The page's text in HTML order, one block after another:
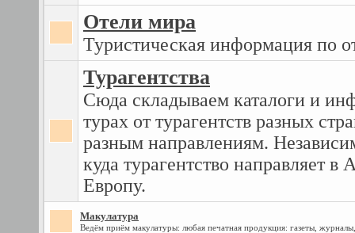
Отели мира
Туристическая информация по
Турагентства
Сюда складываем каталоги и
турах от турагентств разных
разным направлениям.
куда турагентство направляет в
Европу.
Макулатура
Ведём приём макулатуры: любая печатная продукция: газеты,